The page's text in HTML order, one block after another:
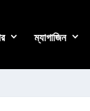
ম্যাগাজিন